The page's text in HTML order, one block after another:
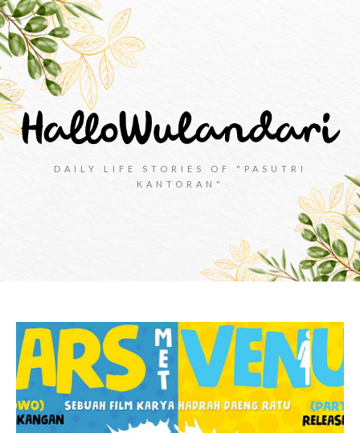
DAILY LIFE STORIES OF "PASUTRI
KANTORAN"